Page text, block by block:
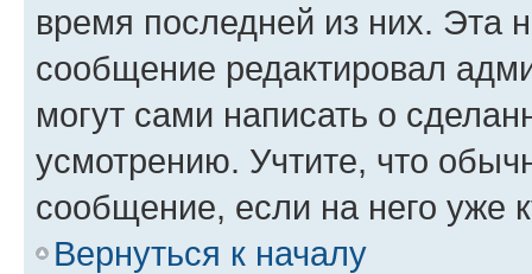
время последней из них. Эта
сообщение редактировал
могут сами написать о
усмотрению. Учтите, что
сообщение, если на него уже
Вернуться к началу